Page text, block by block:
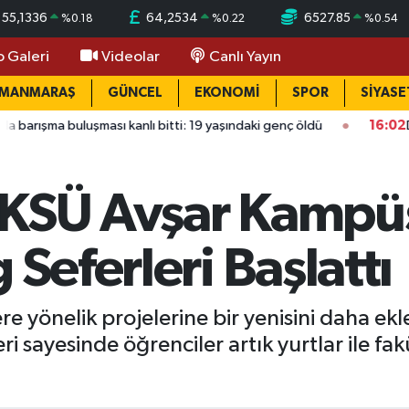
55,1336 %0.18 64,2534 %0.22 6527.85 %0.54
Galeri Videolar Canlı Yayın
GÜNCEL EKONOMİ SPOR
kanlı bitti: 19 yaşındaki genç öldü 16:02
Avşar
Seferleri Başlattı
yönelik projelerine bir yenisini daha
sayesinde öğrenciler artık yurtlar ile